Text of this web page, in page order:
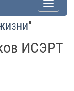
Toggle
"
ИСЭРТ